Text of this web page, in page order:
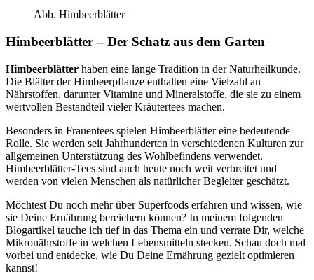
Abb. Himbeerblätter
Himbeerblätter – Der Schatz aus dem Garten
Himbeerblätter haben eine lange Tradition in der Naturheilkunde.
Die Blätter der Himbeerpflanze enthalten eine Vielzahl an
Nährstoffen, darunter Vitamine und Mineralstoffe, die sie zu einem
wertvollen Bestandteil vieler Kräutertees machen.
Besonders in Frauentees spielen Himbeerblätter eine bedeutende
Rolle. Sie werden seit Jahrhunderten in verschiedenen Kulturen zur
allgemeinen Unterstützung des Wohlbefindens verwendet.
Himbeerblätter-Tees sind auch heute noch weit verbreitet und
werden von vielen Menschen als natürlicher Begleiter geschätzt.
Möchtest Du noch mehr über Superfoods erfahren und wissen, wie
sie Deine Ernährung bereichern können? In meinem folgenden
Blogartikel tauche ich tief in das Thema ein und verrate Dir, welche
Mikronährstoffe in welchen Lebensmitteln stecken. Schau doch mal
vorbei und entdecke, wie Du Deine Ernährung gezielt optimieren
kannst!